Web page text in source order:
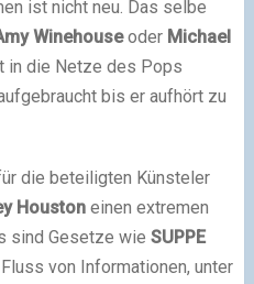
ist nicht neu. Das selbe
Winehouseoder Michael
in die Netze des Pops
bis er aufhört zu
die beteiligten Künsteler
Houstoneinen extremen
sind Gesetze wie SUPPE
von Informationen, unter